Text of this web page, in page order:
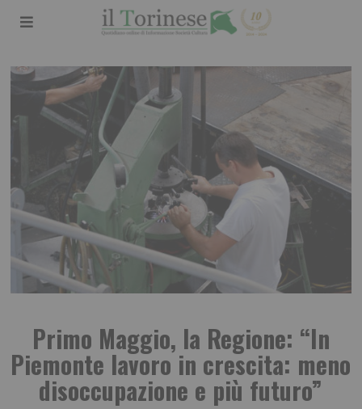
Primo Maggio, la Regione: “In
Piemonte lavoro in crescita: meno
disoccupazione e più futuro”